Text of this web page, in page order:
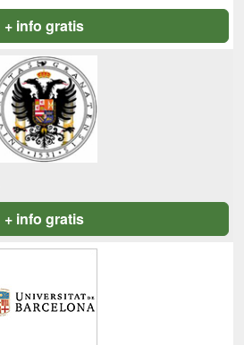
+ info gratis
+ info gratis